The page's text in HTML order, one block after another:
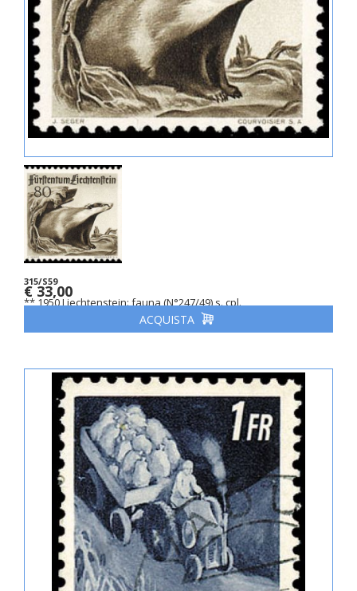
315/S59
** 1950 Liechtenstein: fauna (N°247/49) s. cpl.
€ 33,00
ACQUISTA